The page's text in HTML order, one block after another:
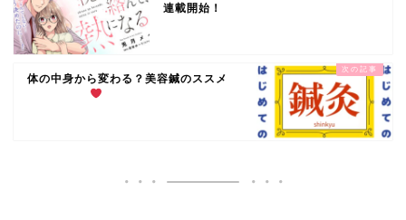
連載開始！
体の中身から変わる？美容鍼のススメ